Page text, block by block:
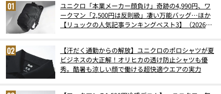
ユニクロ「本業メーカー顔負け」奇跡の4,990円、ワ
ークマン「2,500円は反則級」凄い万能バッグ…ほか
【リュックの人気記事ランキングベスト3】（2026年
【汗だく通勤からの解放】ユニクロのポロシャツが夏
ビジネスの大正解！オリヒカの透け防止シャツも優
秀。酷暑も涼しい顔で働ける超快適ウエアの実力